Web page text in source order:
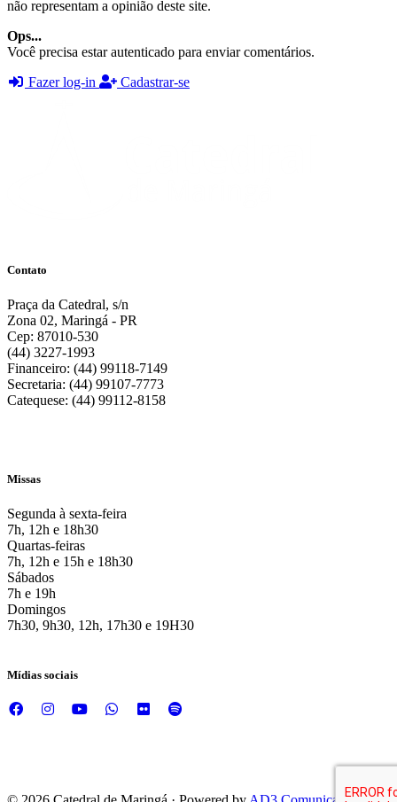
não representam a opinião deste site.
Ops...
Você precisa estar autenticado para enviar comentários.
Fazer log-in
Cadastrar-se
Contato
Praça da Catedral, s/n
Zona 02, Maringá - PR
Cep: 87010-530
(44) 3227-1993
Financeiro: (44) 99118-7149
Secretaria: (44) 99107-7773
Catequese: (44) 99112-8158
Missas
Segunda à sexta-feira
7h, 12h e 18h30
Quartas-feiras
7h, 12h e 15h e 18h30
Sábados
7h e 19h
Domingos
7h30, 9h30, 12h, 17h30 e 19H30
Mídias sociais